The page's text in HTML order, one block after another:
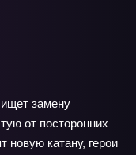
замену
от посторонних
новую катану, герои